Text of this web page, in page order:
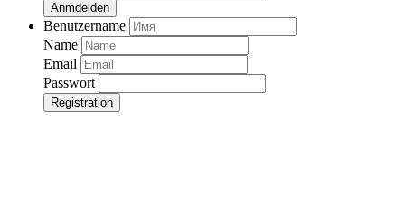
Anmdelden
Benutzername
Name
Email
Passwort
Registration